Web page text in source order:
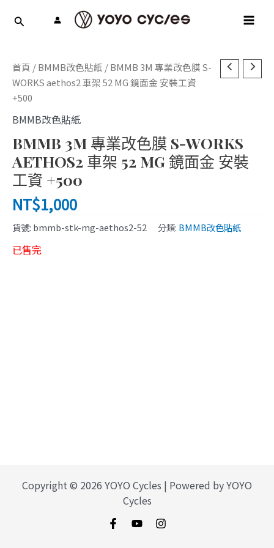
首頁 /BMMB改色貼紙 / BMMB 3M 專業改色膜 S-
WORKS aethos2 車架 52 MG 鏡面金 安裝工資
+500
BMMB改色貼紙
BMMB 3M 專業改色膜 S-WORKS
AETHOS2 車架 52 MG 鏡面金 安裝
工資 +500
NT$1,000
貨號: bmmb-stk-mg-aethos2-52 分類: BMMB改色貼紙
已售完
Copyright © 2026 YOYO Cycles | Powered by YOYO
Cycles